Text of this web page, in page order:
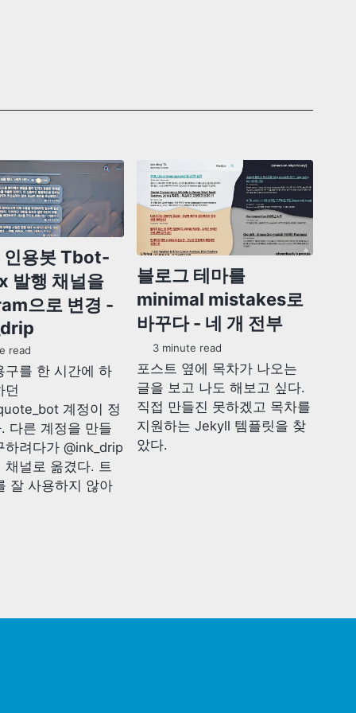
인용봇 Tbot-
발행 채널을
으로 변경 -
read
구를 한 시간에 하
던
계정이 정
다른 계정을 만들
하려다가 @ink_drip
채널로 옮겼다. 트
잘 사용하지 않아
블로그 테마를
minimal mistakes로
바꾸다 - 네 개 전부
3 minute read
포스트 옆에 목차가 나오는
글을 보고 나도 해보고 싶다.
직접 만들진 못하겠고 목차를
지원하는 Jekyll 템플릿을 찾
았다.